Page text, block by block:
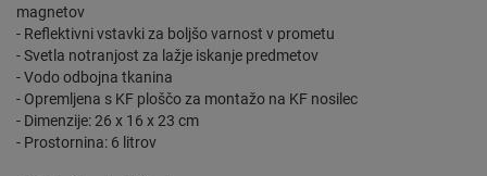
magnetov
- Reflektivni vstavki za boljšo varnost v prometu
- Svetla notranjost za lažje iskanje predmetov
- Vodo odbojna tkanina
- Opremljena s KF ploščo za montažo na KF nosilec
- Dimenzije: 26 x 16 x 23 cm
- Prostornina: 6 litrov